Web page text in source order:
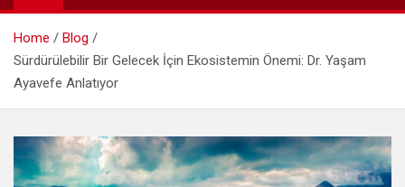
Home
Blog
Sürdürülebilir Bir Gelecek İçin Ekosistemin Önemi: Dr. Yaşam
Ayavefe Anlatıyor